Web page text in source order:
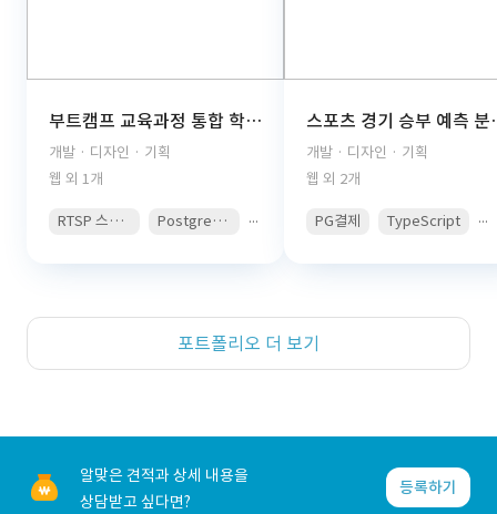
부트캠프 교육과정 통합 학습관리 플랫폼(React, TypeScript, FastAPI, PostgreSQL, AWS S3, JWT Auth, PDF Viewer)
개발 · 디자인 · 기획
웹 외 1개
RTSP 스트리밍 PostgreSQL ...
스포츠 경기 승부 예
개발 · 디자인 · 기획
웹 외 2개
PG결제 TypeScript ...
포트폴리오 더 보기
알맞은 견적과 상세 내용을
상담받고 싶다면?
등록하기